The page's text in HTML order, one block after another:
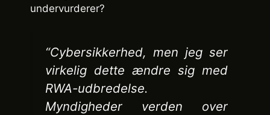
undervurderer?
“Cybersikkerhed, men jeg ser
virkelig dette ændre sig med
RWA-udbredelse.
Myndigheder verden over